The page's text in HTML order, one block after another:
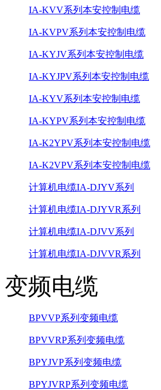
IA-KVV系列本安控制电缆
IA-KVPV系列本安控制电缆
IA-KYJV系列本安控制电缆
IA-KYJPV系列本安控制电缆
IA-KYV系列本安控制电缆
IA-KYPV系列本安控制电缆
IA-K2YPV系列本安控制电缆
IA-K2VPV系列本安控制电缆
计算机电缆IA-DJYV系列
计算机电缆IA-DJYVR系列
计算机电缆IA-DJVV系列
计算机电缆IA-DJVVR系列
变频电缆
BPVVP系列变频电缆
BPVVRP系列变频电缆
BPYJVP系列变频电缆
BPYJVRP系列变频电缆